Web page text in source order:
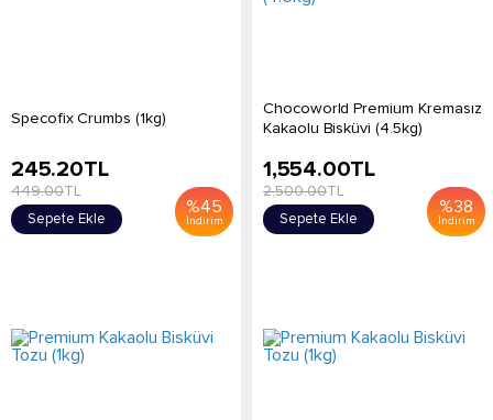
Specofix Crumbs (1kg)
%45
İndirim
245.20TL
449.00TL
Sepete Ekle
Chocoworld Premium Kremasız
Kakaolu Bisküvi (4.5kg)
%38
İndirim
1,554.00TL
2,500.00TL
Sepete Ekle